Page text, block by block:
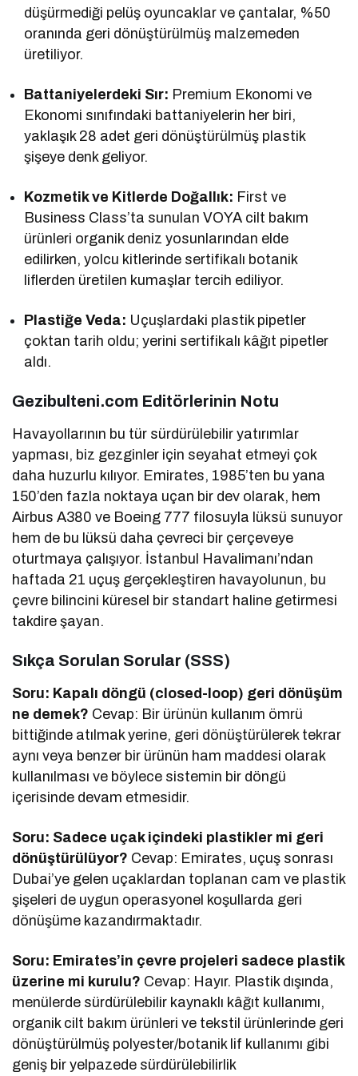
düşürmediği pelüş oyuncaklar ve çantalar, %50
oranında geri dönüştürülmüş malzemeden
üretiliyor.
Battaniyelerdeki Sır: Premium Ekonomi ve
Ekonomi sınıfındaki battaniyelerin her biri,
yaklaşık 28 adet geri dönüştürülmüş plastik
şişeye denk geliyor.
Kozmetik ve Kitlerde Doğallık: First ve
Business Class’ta sunulan VOYA cilt bakım
ürünleri organik deniz yosunlarından elde
edilirken, yolcu kitlerinde sertifikalı botanik
liflerden üretilen kumaşlar tercih ediliyor.
Plastiğe Veda: Uçuşlardaki plastik pipetler
çoktan tarih oldu; yerini sertifikalı kâğıt pipetler
aldı.
Gezibulteni.com Editörlerinin Notu
Havayollarının bu tür sürdürülebilir yatırımlar
yapması, biz gezginler için seyahat etmeyi çok
daha huzurlu kılıyor. Emirates, 1985’ten bu yana
150’den fazla noktaya uçan bir dev olarak, hem
Airbus A380 ve Boeing 777 filosuyla lüksü sunuyor
hem de bu lüksü daha çevreci bir çerçeveye
oturtmaya çalışıyor. İstanbul Havalimanı’ndan
haftada 21 uçuş gerçekleştiren havayolunun, bu
çevre bilincini küresel bir standart haline getirmesi
takdire şayan.
Sıkça Sorulan Sorular (SSS)
Soru: Kapalı döngü (closed-loop) geri dönüşüm
ne demek? Cevap: Bir ürünün kullanım ömrü
bittiğinde atılmak yerine, geri dönüştürülerek tekrar
aynı veya benzer bir ürünün ham maddesi olarak
kullanılması ve böylece sistemin bir döngü
içerisinde devam etmesidir.
Soru: Sadece uçak içindeki plastikler mi geri
dönüştürülüyor? Cevap: Emirates, uçuş sonrası
Dubai’ye gelen uçaklardan toplanan cam ve plastik
şişeleri de uygun operasyonel koşullarda geri
dönüşüme kazandırmaktadır.
Soru: Emirates’in çevre projeleri sadece plastik
üzerine mi kurulu? Cevap: Hayır. Plastik dışında,
menülerde sürdürülebilir kaynaklı kâğıt kullanımı,
organik cilt bakım ürünleri ve tekstil ürünlerinde geri
dönüştürülmüş polyester/botanik lif kullanımı gibi
geniş bir yelpazede sürdürülebilirlik